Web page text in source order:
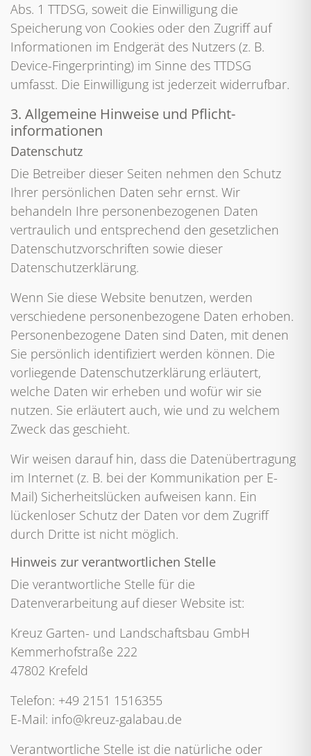
Abs. 1 TTDSG, soweit die Einwilligung die
Speicherung von Cookies oder den Zugriff auf
Informationen im Endgerät des Nutzers (z. B.
Device-Fingerprinting) im Sinne des TTDSG
umfasst. Die Einwilligung ist jederzeit widerrufbar.
3. Allgemeine Hinweise und Pflicht­
informationen
Datenschutz
Die Betreiber dieser Seiten nehmen den Schutz
Ihrer persönlichen Daten sehr ernst. Wir
behandeln Ihre personenbezogenen Daten
vertraulich und entsprechend den gesetzlichen
Datenschutzvorschriften sowie dieser
Datenschutzerklärung.
Wenn Sie diese Website benutzen, werden
verschiedene personenbezogene Daten erhoben.
Personenbezogene Daten sind Daten, mit denen
Sie persönlich identifiziert werden können. Die
vorliegende Datenschutzerklärung erläutert,
welche Daten wir erheben und wofür wir sie
nutzen. Sie erläutert auch, wie und zu welchem
Zweck das geschieht.
Wir weisen darauf hin, dass die Datenübertragung
im Internet (z. B. bei der Kommunikation per E-
Mail) Sicherheitslücken aufweisen kann. Ein
lückenloser Schutz der Daten vor dem Zugriff
durch Dritte ist nicht möglich.
Hinweis zur verantwortlichen Stelle
Die verantwortliche Stelle für die
Datenverarbeitung auf dieser Website ist:
Kreuz Garten- und Landschaftsbau GmbH
Kemmerhofstraße 222
47802 Krefeld
Telefon: +49 2151 1516355
E-Mail: info@kreuz-galabau.de
Verantwortliche Stelle ist die natürliche oder